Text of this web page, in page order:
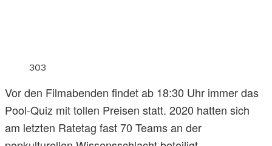
303
Vor den Filmabenden findet ab 18:30 Uhr immer das
Pool-Quiz mit tollen Preisen statt. 2020 hatten sich
am letzten Ratetag fast 70 Teams an der